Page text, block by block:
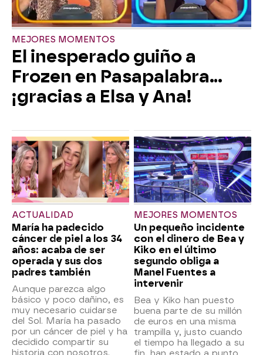
MEJORES MOMENTOS
El inesperado guiño a
Frozen en Pasapalabra…
¡gracias a Elsa y Ana!
ACTUALIDAD
María ha padecido
cáncer de piel a los 34
años: acaba de ser
operada y sus dos
padres también
Aunque parezca algo
básico y poco dañino, es
muy necesario cuidarse
del Sol. María ha pasado
por un cáncer de piel y ha
decidido compartir su
historia con nosotros.
MEJORES MOMENTOS
Un pequeño incidente
con el dinero de Bea y
Kiko en el último
segundo obliga a
Manel Fuentes a
intervenir
Bea y Kiko han puesto
buena parte de su millón
de euros en una misma
trampilla y, justo cuando
el tiempo ha llegado a su